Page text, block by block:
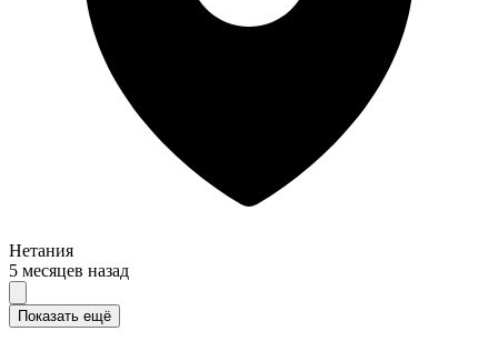
Нетания
5 месяцев назад
Показать ещё